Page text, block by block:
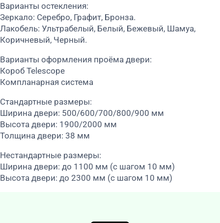
Варианты остекления:
Зеркало: Серебро, Графит, Бронза.
Лакобель: Ультрабелый, Белый, Бежевый, Шамуа,
Коричневый, Черный.
Варианты оформления проёма двери:
Короб Telescope
Компланарная система
Стандартные размеры:
Ширина двери: 500/600/700/800/900 мм
Высота двери: 1900/2000 мм
Толщина двери: 38 мм
Нестандартные размеры:
Ширина двери: до 1100 мм (с шагом 10 мм)
Высота двери: до 2300 мм (с шагом 10 мм)